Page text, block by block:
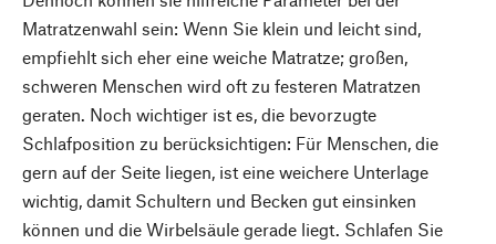
Matratzenwahl sein: Wenn Sie klein und leicht sind,
empfiehlt sich eher eine weiche Matratze; großen,
schweren Menschen wird oft zu festeren Matratzen
geraten. Noch wichtiger ist es, die bevorzugte
Schlafposition zu berücksichtigen: Für Menschen, die
gern auf der Seite liegen, ist eine weichere Unterlage
wichtig, damit Schultern und Becken gut einsinken
können und die Wirbelsäule gerade liegt. Schlafen Sie